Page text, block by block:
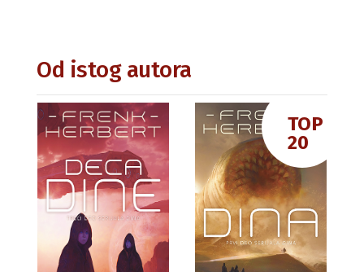
Od istog autora
TOP
20